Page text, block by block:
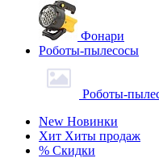
Фонари
Роботы-пылесосы
Роботы-
New Новинки
Хит Хиты продаж
% Скидки